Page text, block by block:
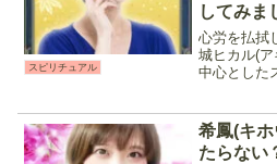
スピリチュアル
してみま
心労を払拭
城ヒカル(
中心とした
ージを読み
りが何なの
希鳳(キ
たらない